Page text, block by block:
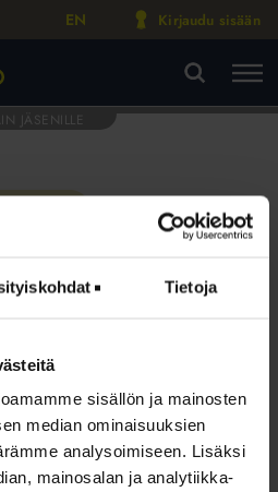
Tietoja
sisällön ja mainosten
median ominaisuuksien
analysoimiseen. Lisäksi
mainosalan ja analytiikka-
EN Kirjaudu sisään
on rajattu
jäsenyritysten